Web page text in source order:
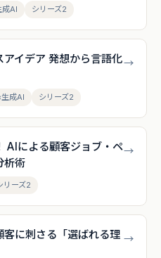
成AI シリーズ2
イデア 発想から言語化
成AI シリーズ2
→
AIによる顧客ジョブ・ペ
析術
リーズ2
→
に刺さる「選ばれる理 →